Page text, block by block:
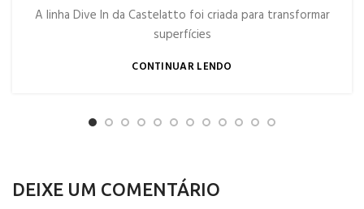
A linha Dive In da Castelatto foi criada para transformar
superfícies
CONTINUAR LENDO
DEIXE UM COMENTÁRIO